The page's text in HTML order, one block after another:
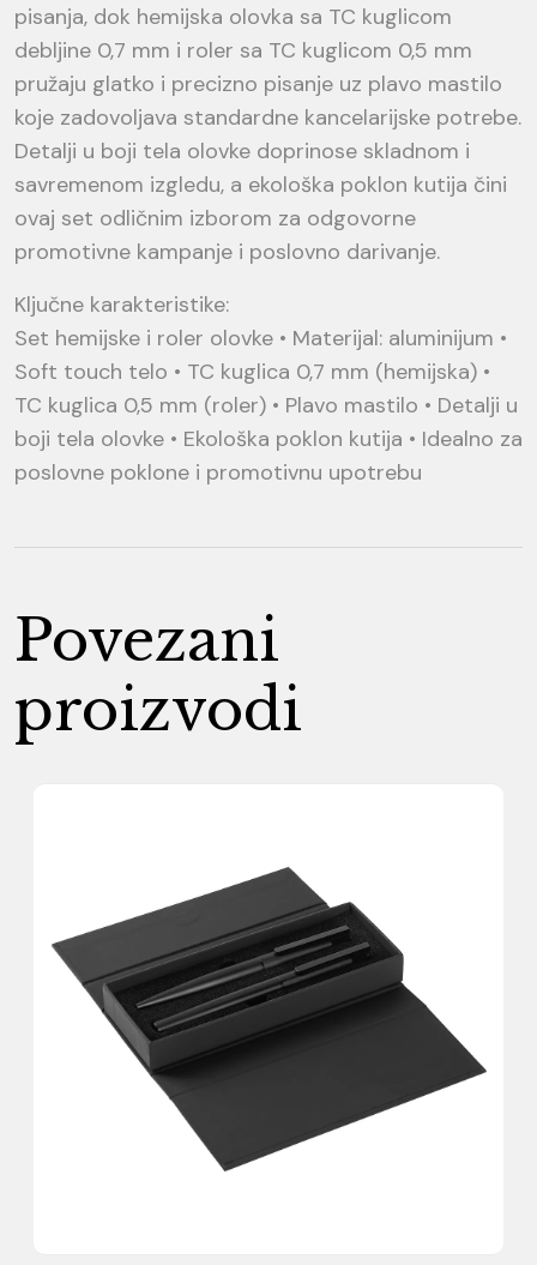
pisanja, dok hemijska olovka sa TC kuglicom
debljine 0,7 mm i roler sa TC kuglicom 0,5 mm
pružaju glatko i precizno pisanje uz plavo mastilo
koje zadovoljava standardne kancelarijske potrebe.
Detalji u boji tela olovke doprinose skladnom i
savremenom izgledu, a ekološka poklon kutija čini
ovaj set odličnim izborom za odgovorne
promotivne kampanje i poslovno darivanje.
Ključne karakteristike:
Set hemijske i roler olovke • Materijal: aluminijum •
Soft touch telo • TC kuglica 0,7 mm (hemijska) •
TC kuglica 0,5 mm (roler) • Plavo mastilo • Detalji u
boji tela olovke • Ekološka poklon kutija • Idealno za
poslovne poklone i promotivnu upotrebu
Povezani
proizvodi